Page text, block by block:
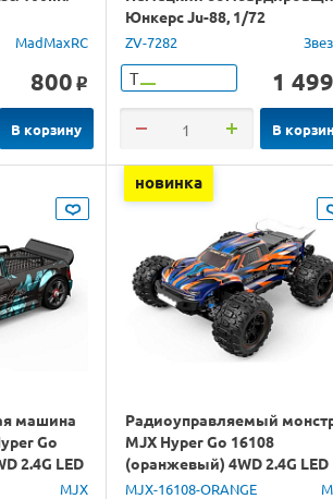
MadMaxRC
800 o
В корзину
Юнкерс Ju-88, 1/72
ZV-7282
Т 1 499
В
машина
Go
2.4G LED
MJX
новинка
Радиоуправляемый
MJX Hyper Go 16108
(оранжевый) 4WD 2.4G LED
1/16 RTR
MJX-16108-ORANGE